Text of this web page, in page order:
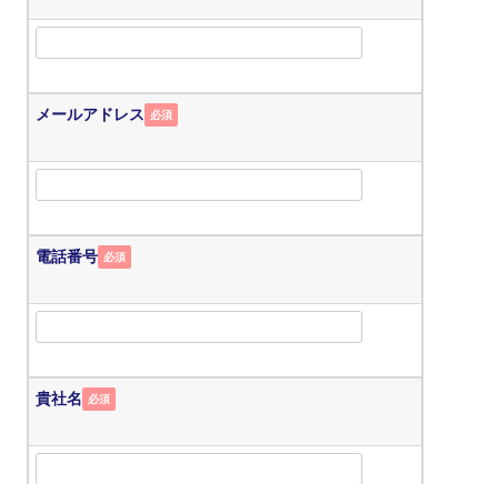
メールアドレス 必須
電話番号 必須
貴社名 必須